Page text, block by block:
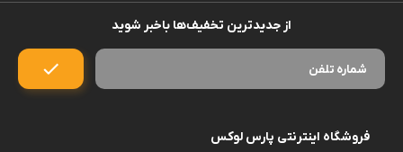
از جدیدترین تخفیف‌ها باخبر شوید
فروشگاه اینترنتی پارس لوکس